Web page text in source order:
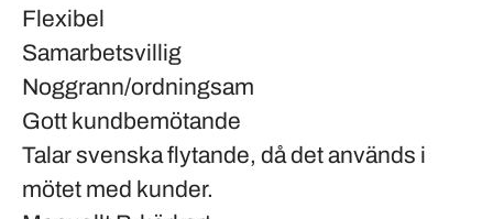
Flexibel
Samarbetsvillig
Noggrann/ordningsam
Gott kundbemötande
Talar svenska flytande, då det används i
mötet med kunder.